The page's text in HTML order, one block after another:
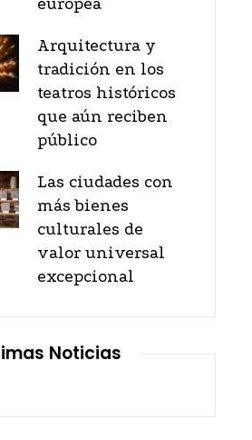
europea
Arquitectura y
tradición en los
teatros históricos
que aún reciben
público
Las ciudades con
más bienes
culturales de
valor universal
excepcional
Noticias